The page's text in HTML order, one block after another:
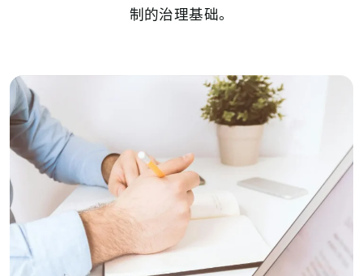
制的治理基础。